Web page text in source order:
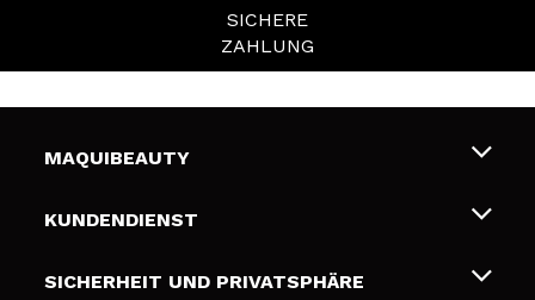
SICHERE
ZAHLUNG
MAQUIBEAUTY
Über uns
Geschenkkarten
KUNDENDIENST
Liefer- und Versandkosten
SICHERHEIT UND PRIVATSPHÄRE